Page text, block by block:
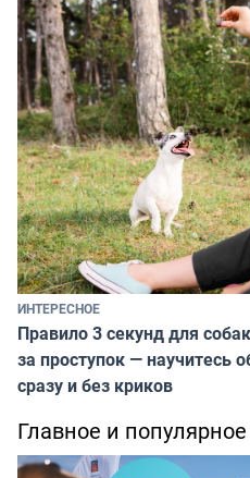
ИНТЕРЕСНОЕ
Правило 3 секунд для
за проступок — научитесь
сразу и без криков
Главное и популярное